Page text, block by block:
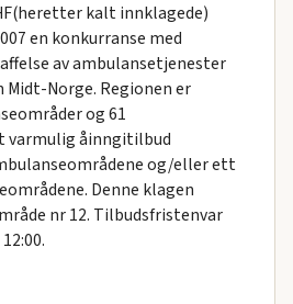
kalt innklagede)
en konkurranse med
av ambulansetjenester
Norge. Regionen er
og 61
varmulig åinngitilbud
og/eller ett
Denne klagen
nr 12. Tilbudsfristenvar